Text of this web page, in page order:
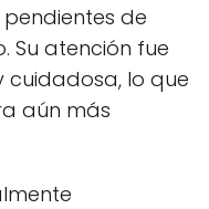
pendientes de
Su atención fue
cuidadosa, lo que
aún más